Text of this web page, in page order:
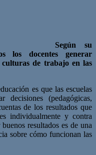
Según su
los docentes generar
culturas de trabajo en las
es que las escuelas
decisiones (pedagógicas,
de los resultados que
individualmente y contra
resultados es de una
sobre cómo funcionan las